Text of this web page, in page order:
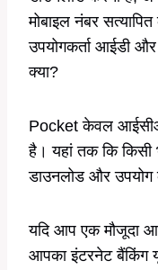
मोबाइल नंबर
उपयोगकर्ता आईडी
क्या?
Pocket केवल
है। यहां तक ​​कि
डाउनलोड और
यदि आप एक मौजूदा
आपका इंटरनेट बैंकिंग